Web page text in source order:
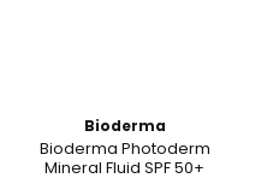
Bioderma
Bioderma Photoderm
Mineral Fluid SPF 50+